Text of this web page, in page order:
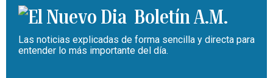
Boletín A.M.
Las noticias explicadas de forma sencilla y directa para
entender lo más importante del día.